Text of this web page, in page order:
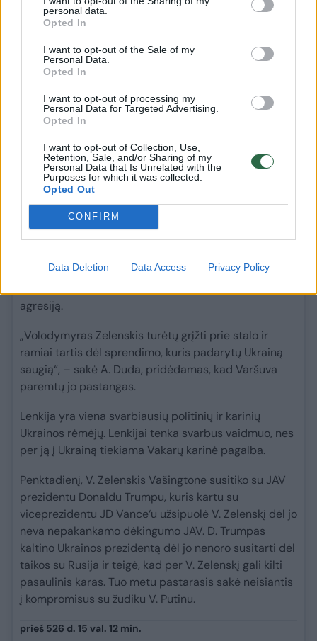
personal data.
Opted In
I want to opt-out of the Sale of my
Personal Data.
Opted In
I want to opt-out of processing my
Personal Data for Targeted Advertising.
Opted In
I want to opt-out of Collection, Use,
Retention, Sale, and/or Sharing of my
Personal Data that Is Unrelated with the
Purposes for which it was collected.
Opted Out
CONFIRM
Data Deletion Data Access Privacy Policy
viršūnių susitikime Londone.
Ukrainos prezidentas į JK atvyko iš JAV, kur
penktadienį Baltuosiuose rūmuose žiniasklaidos
akivaizdoje jį užsipuolė ir priekaištus reiškė
viceprezidentas JD Vance‘as.
Lenkijos prezidentas ragina V.
Zelenskį toliau derėtis su JAV
Lenkijos prezidentas Andrzejus Duda paragino
Ukrainos prezidentą Volodymyrą Zelenskį tęsti
derybas su JAV dėl jos paramos, praneša dpa.
Pasak Lenkijos vadovo, be JAV nėra jokios kitos
agresiją.
„Volodymyras Zelenskis turėtų grįžti prie stalo ir
ramiai tartis dėl sprendimo, kuris padarytų Ukrainą
saugią“, – sakė A. Duda, pridėdamas, kad Varšuva
paremtų jo pastangas.
Lenkija yra viena svarbiausių politinių ir karinių
Ukrainos rėmėjų. Lenkijai tenka svarbus vaidmuo, nes
per ją į Ukrainą tiekiama Vakarų karinė pagalba.
Penktadienį, V. Zelenskis Vašingtone susitiko su JAV
prezidentu Donaldu Trumpu, kuris kartu su
viceprezidentu JD Vance‘u užsipuolė V. Zelenskį dėl jo
neva nepakankamo dėkingumo JAV. D. Trumpas
kaltino Ukrainos prezidentą dėl jo nenoro susitarti dėl
taikos su Rusija ir teigė, kad per V. Zelenskį gali kilti
pasaulinis karas. Tuo metu pastarasis sakė neisiantis
į kompromisus su žudiku V. Putinu.
prieš 526 d. 15 val. 12 min.